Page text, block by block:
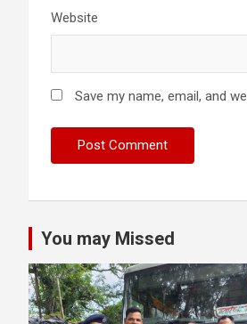
Website
Save my name, email, and
You may Missed